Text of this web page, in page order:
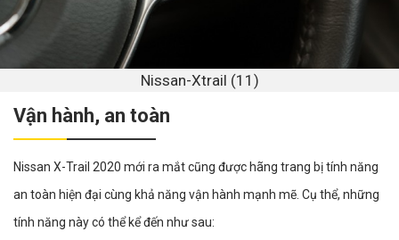
Nissan-Xtrail (11)
Vận hành, an toàn
Nissan X-Trail 2020 mới ra mắt cũng được hãng trang bị tính năng
an toàn hiện đại cùng khả năng vận hành mạnh mẽ. Cụ thể, những
tính năng này có thể kể đến như sau: